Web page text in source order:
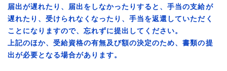
届出が遅れたり、届出をしなかったりすると、手当の支給が
遅れたり、受けられなくなったり、手当を返還していただく
ことになりますので、忘れずに提出してください。
上記のほか、受給資格の有無及び額の決定のため、書類の提
出が必要となる場合があります。